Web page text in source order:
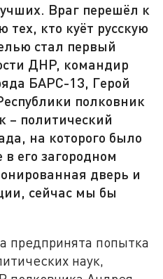
Враг перешёл к
тех, кто куёт русскую
стал первый
ДНР, командир
БАРС-13, Герой
полковник
– политический
на которого было
его загородном
дверь и
сейчас мы бы
предпринята попытка
наук,